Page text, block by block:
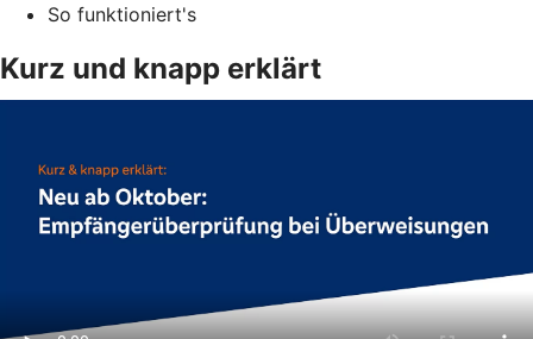
So funktioniert's
Kurz und knapp erklärt